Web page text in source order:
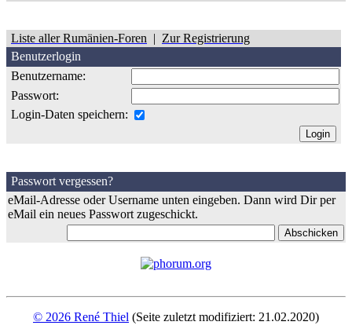
Liste aller Rumänien-Foren | Zur Registrierung
Benutzerlogin
Benutzername:
Passwort:
Login-Daten speichern:
Passwort vergessen?
eMail-Adresse oder Username unten eingeben. Dann wird Dir per
eMail ein neues Passwort zugeschickt.
© 2026 René Thiel (Seite zuletzt modifiziert: 21.02.2020)